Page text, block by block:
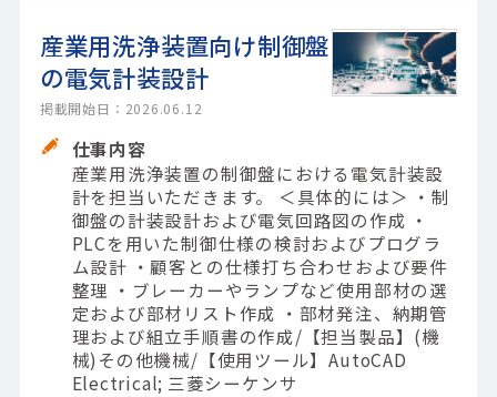
産業用洗浄装置向け制御盤
の電気計装設計
掲載開始日：2026.06.12
仕事内容
産業用洗浄装置の制御盤における電気計装設
計を担当いただきます。 ＜具体的には＞ ・制
御盤の計装設計および電気回路図の作成 ・
PLCを用いた制御仕様の検討およびプログラ
ム設計 ・顧客との仕様打ち合わせおよび要件
整理 ・ブレーカーやランプなど使用部材の選
定および部材リスト作成 ・部材発注、納期管
理および組立手順書の作成/【担当製品】(機
械)その他機械/【使用ツール】AutoCAD
Electrical; 三菱シーケンサ